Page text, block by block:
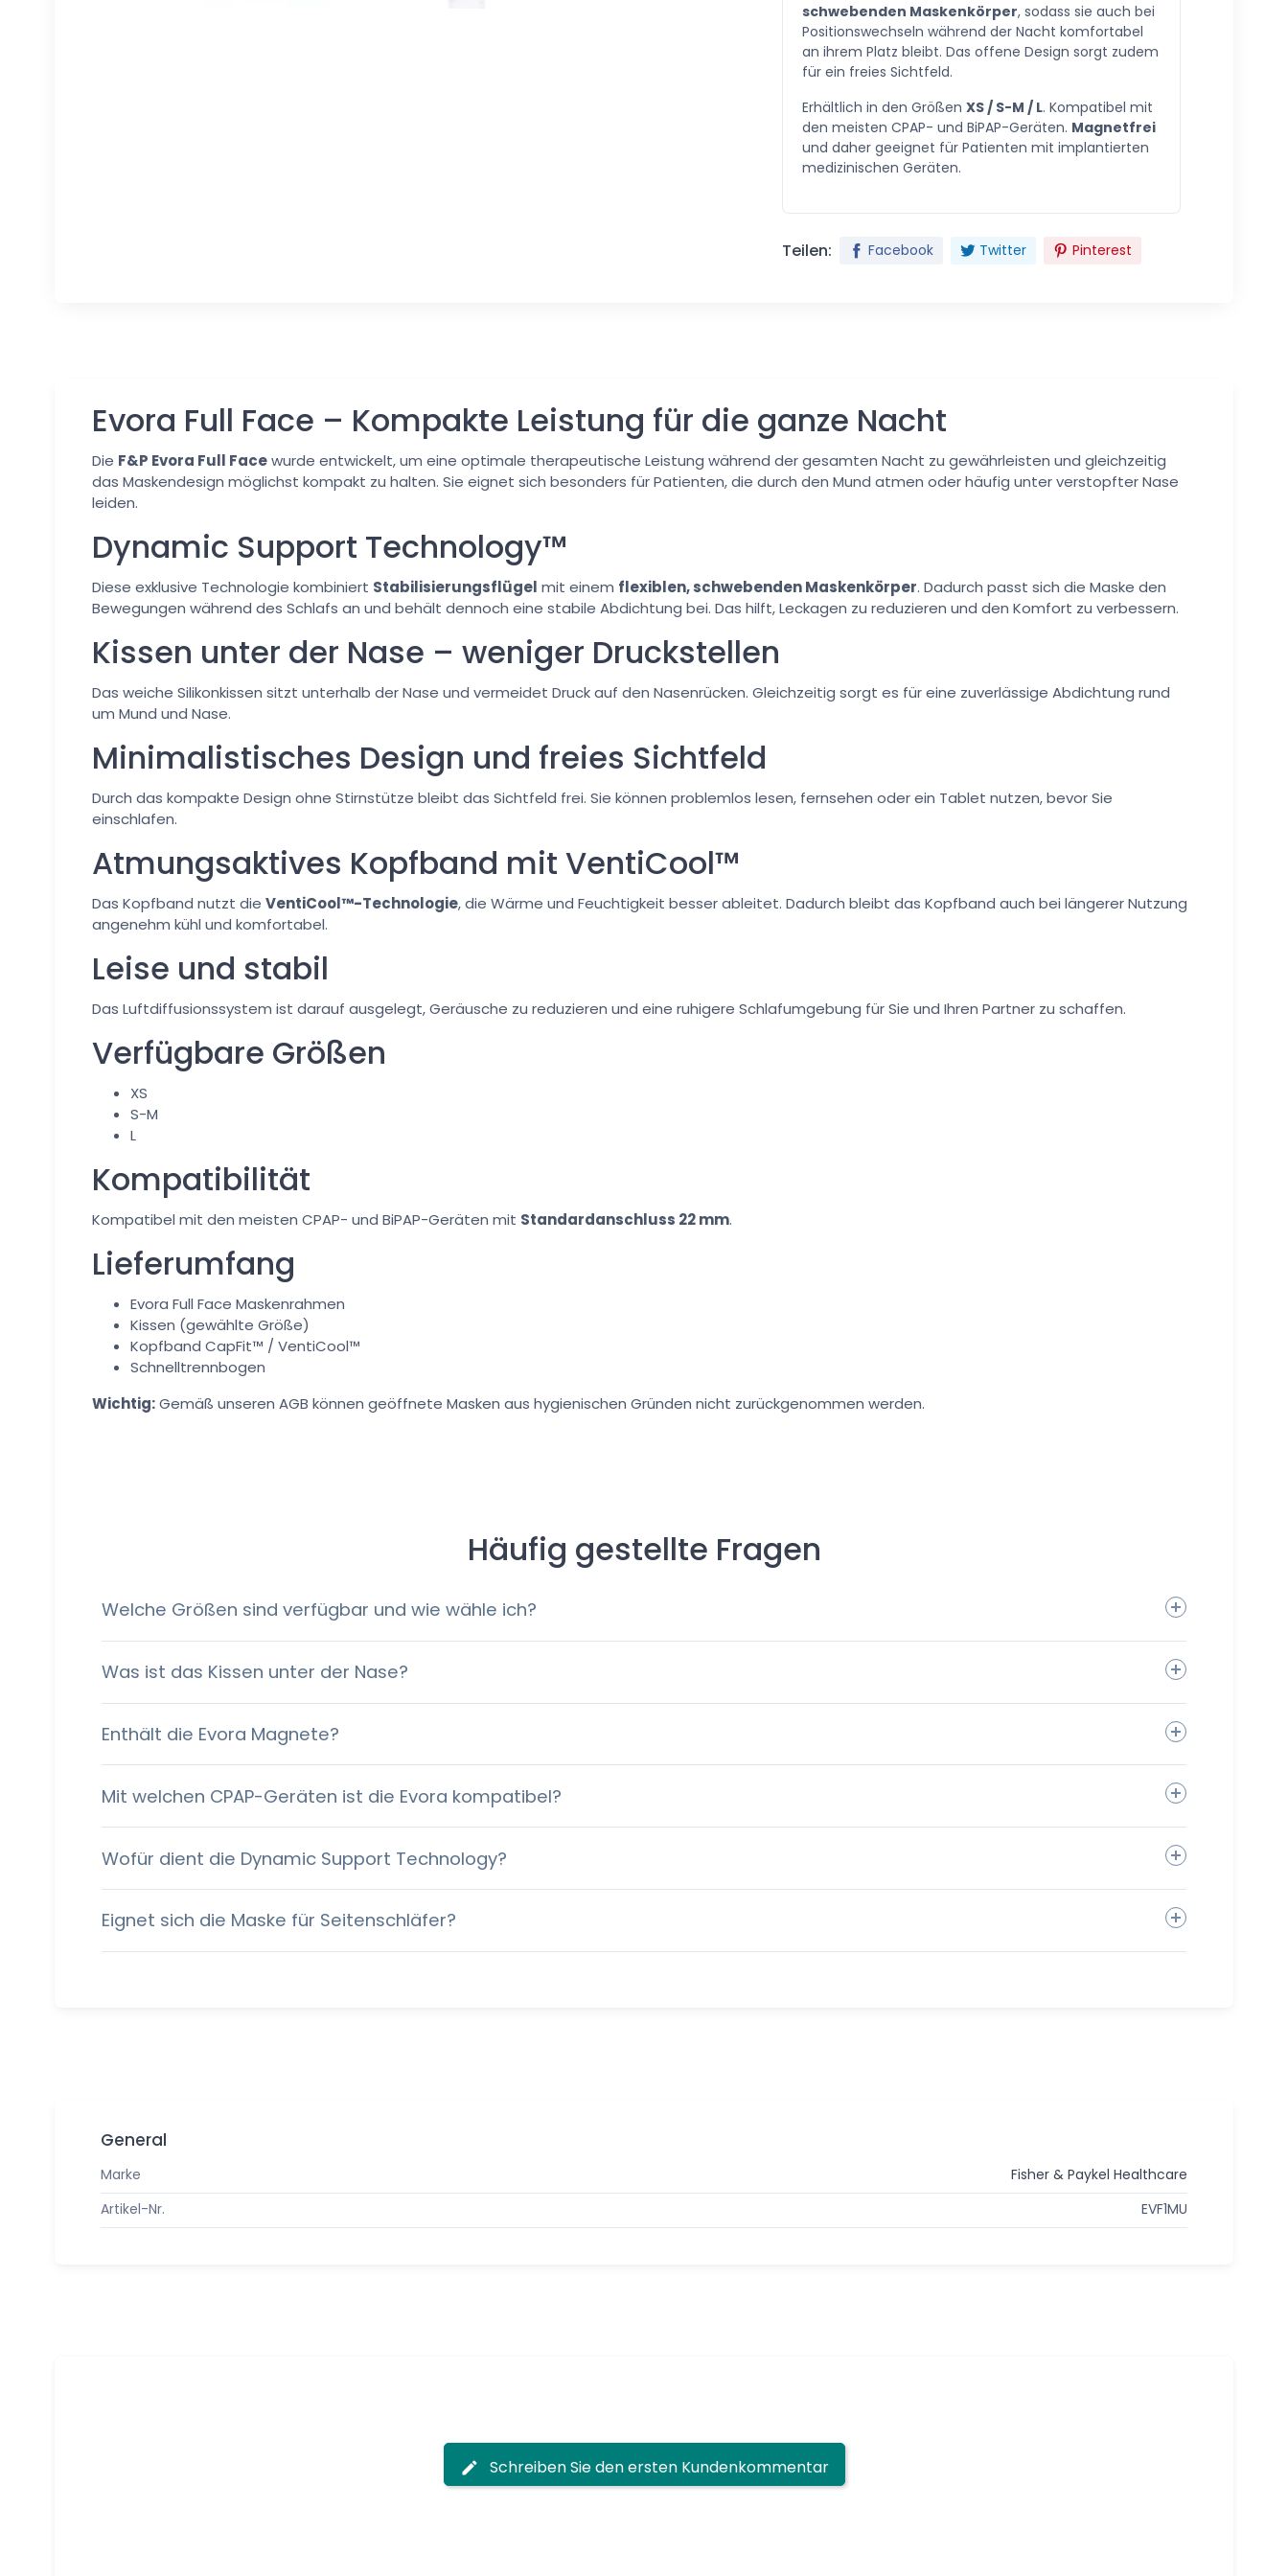
schwebenden Maskenkörper, sodass sie auch bei
Positionswechseln während der Nacht komfortabel
an ihrem Platz bleibt. Das offene Design sorgt zudem
für ein freies Sichtfeld.
Erhältlich in den Größen XS / S-M / L. Kompatibel mit
den meisten CPAP- und BiPAP-Geräten. Magnetfrei
und daher geeignet für Patienten mit implantierten
medizinischen Geräten.
Teilen: Facebook Twitter Pinterest
Evora Full Face – Kompakte Leistung für die ganze Nacht
Die F&P Evora Full Facewurde entwickelt, um eine optimale therapeutische Leistung während der gesamten Nacht zu gewährleisten und gleichzeitig
das Maskendesign möglichst kompakt zu halten. Sie eignet sich besonders für Patienten, die durch den Mund atmen oder häufig unter verstopfter Nase
leiden.
Dynamic Support Technology™
Diese exklusive Technologie kombiniert Stabilisierungsflügel mit einem flexiblen, schwebenden Maskenkörper. Dadurch passt sich die Maske den
Bewegungen während des Schlafs an und behält dennoch eine stabile Abdichtung bei. Das hilft, Leckagen zu reduzieren und den Komfort zu verbessern.
Kissen unter der Nase – weniger Druckstellen
Das weiche Silikonkissen sitzt unterhalb der Nase und vermeidet Druck auf den Nasenrücken. Gleichzeitig sorgt es für eine zuverlässige Abdichtung rund
um Mund und Nase.
Minimalistisches Design und freies Sichtfeld
Durch das kompakte Design ohne Stirnstütze bleibt das Sichtfeld frei. Sie können problemlos lesen, fernsehen oder ein Tablet nutzen, bevor Sie
einschlafen.
Atmungsaktives Kopfband mit VentiCool™
Das Kopfband nutzt die VentiCool™-Technologie, die Wärme und Feuchtigkeit besser ableitet. Dadurch bleibt das Kopfband auch bei längerer Nutzung
angenehm kühl und komfortabel.
Leise und stabil
Das Luftdiffusionssystem ist darauf ausgelegt, Geräusche zu reduzieren und eine ruhigere Schlafumgebung für Sie und Ihren Partner zu schaffen.
Verfügbare Größen
XS
S-M
L
Kompatibilität
Kompatibel mit den meisten CPAP- und BiPAP-Geräten mit Standardanschluss 22 mm.
Lieferumfang
Evora Full Face Maskenrahmen
Kissen (gewählte Größe)
Kopfband CapFit™ / VentiCool™
Schnelltrennbogen
Wichtig:Gemäß unseren AGB können geöffnete Masken aus hygienischen Gründen nicht zurückgenommen werden.
Häufig gestellte Fragen
Welche Größen sind verfügbar und wie wähle ich?
Was ist das Kissen unter der Nase?
Enthält die Evora Magnete?
Mit welchen CPAP-Geräten ist die Evora kompatibel?
Wofür dient die Dynamic Support Technology?
Eignet sich die Maske für Seitenschläfer?
General
Marke
Fisher & Paykel Healthcare
Artikel-Nr.
EVF1MU
Schreiben Sie den ersten Kundenkommentar